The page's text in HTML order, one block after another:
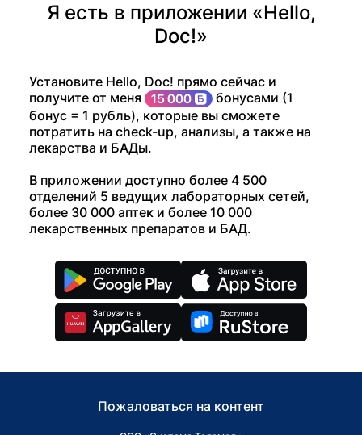
Я есть в приложении «Hello,
Doc!»
Установите Hello, Doc! прямо сейчас и
получите от меня
бонусами (1
бонус = 1 рубль), которые вы сможете
потратить на check-up, анализы, а также на
лекарства и БАДы.
В приложении доступно более 4 500
отделений 5 ведущих лабораторных сетей,
более 30 000 аптек и более 10 000
лекарственных препаратов и БАД.
Пожаловаться на контент